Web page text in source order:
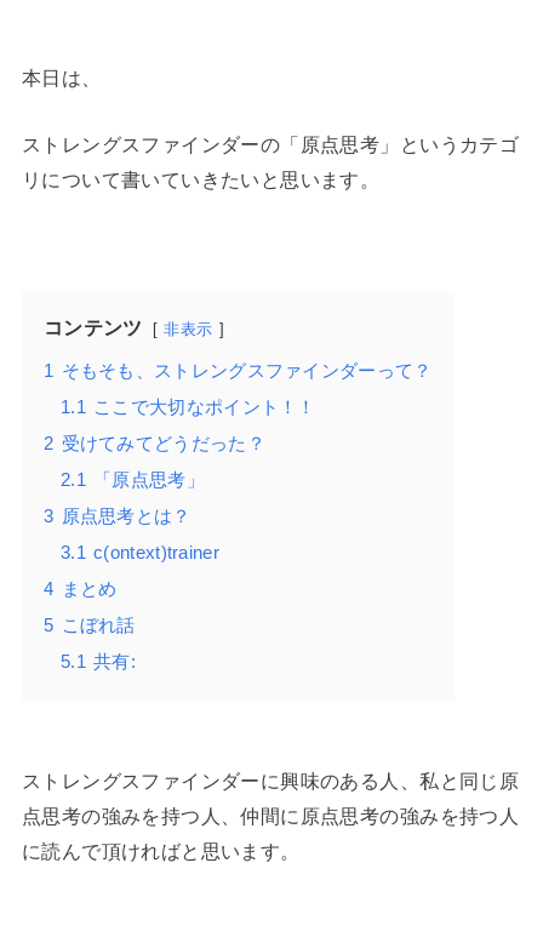
本日は、
ストレングスファインダーの「原点思考」というカテゴ
リについて書いていきたいと思います。
コンテンツ 非表示
1 そもそも、ストレングスファインダーって？
1.1 ここで大切なポイント！！
2 受けてみてどうだった？
2.1
「原点思考」
3 原点思考とは？
3.1 c(ontext)trainer
4
まとめ
5 こぼれ話
5.1 共有:
ストレングスファインダーに興味のある人、私と同じ原
点思考の強みを持つ人、仲間に原点思考の強みを持つ人
に読んで頂ければと思います。